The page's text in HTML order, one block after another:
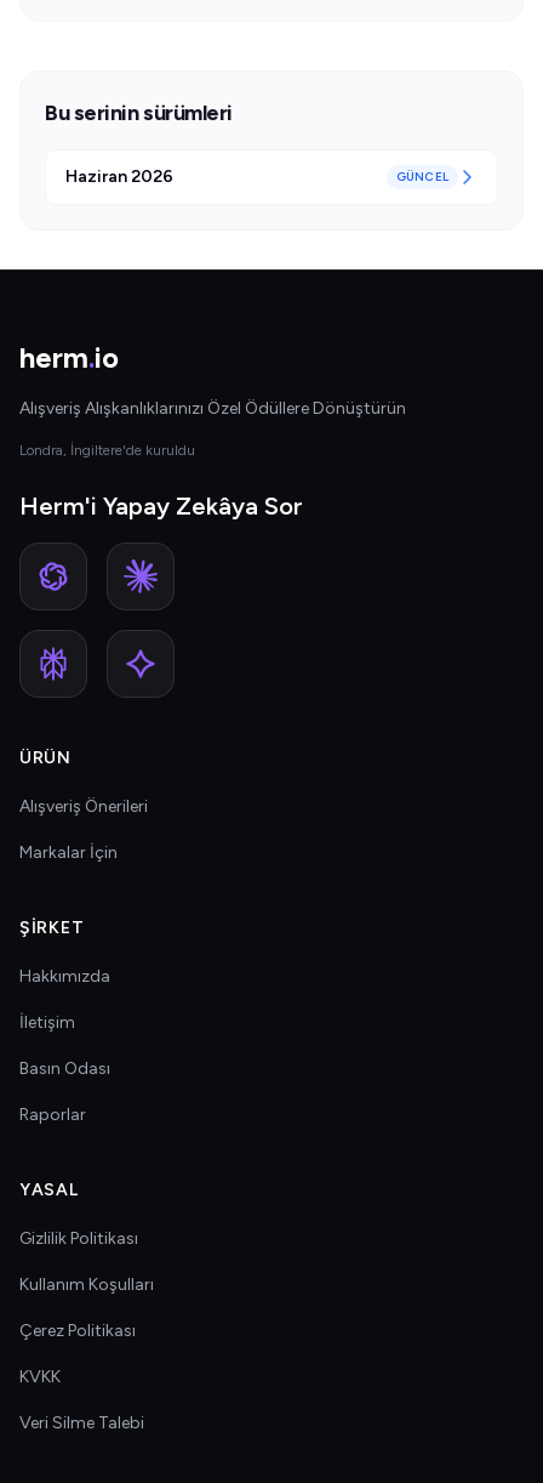
Bu serinin sürümleri
Haziran 2026 GÜNCEL
herm.io
Alışveriş Alışkanlıklarınızı Özel Ödüllere Dönüştürün
Londra, İngiltere'de kuruldu
Herm'i Yapay Zekâya Sor
ÜRÜN
Alışveriş Önerileri
Markalar İçin
ŞIRKET
Hakkımızda
İletişim
Basın Odası
Raporlar
YASAL
Gizlilik Politikası
Kullanım Koşulları
Çerez Politikası
KVKK
Veri Silme Talebi